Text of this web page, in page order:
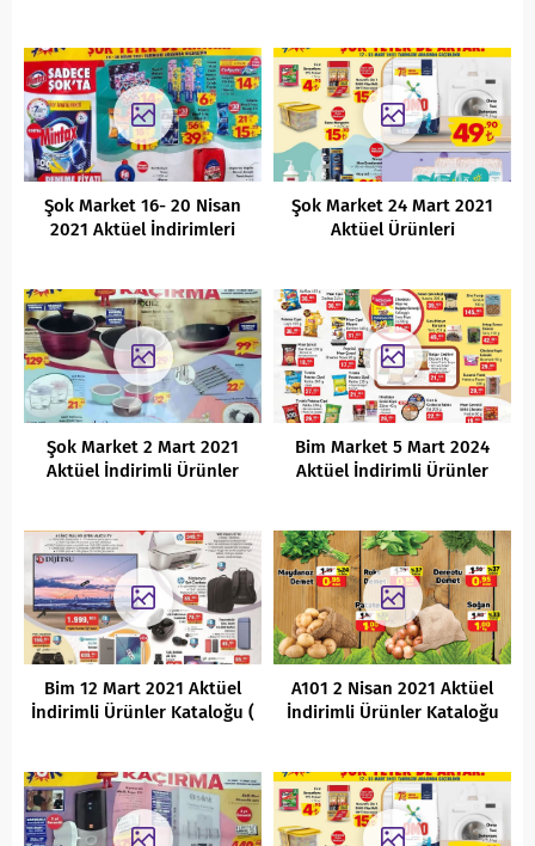
Şok Market 16- 20 Nisan
2021 Aktüel İndirimleri
Şok Market 24 Mart 2021
Aktüel Ürünleri
Şok Market 2 Mart 2021
Aktüel İndirimli Ürünler
Bim Market 5 Mart 2024
Aktüel İndirimli Ürünler
Bim 12 Mart 2021 Aktüel
İndirimli Ürünler Kataloğu (
A101 2 Nisan 2021 Aktüel
İndirimli Ürünler Kataloğu